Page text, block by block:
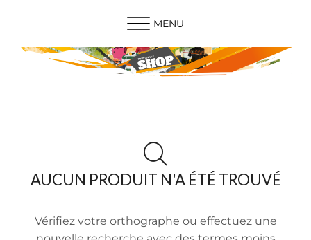
MENU
AUCUN PRODUIT N'A ÉTÉ TROUVÉ
Vérifiez votre orthographe ou effectuez une